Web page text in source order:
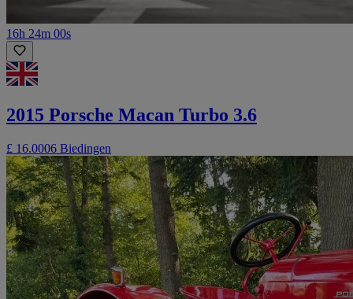
16h 24m 00s
2015 Porsche Macan Turbo 3.6
£ 16.0006 Biedingen